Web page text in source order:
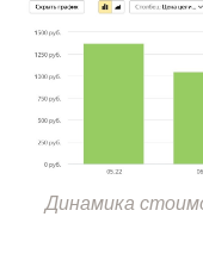
Динамика